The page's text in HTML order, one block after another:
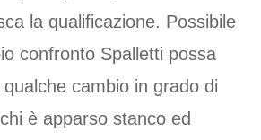
la qualificazione. Possibile
confronto Spalletti possa
cambio in grado di
è apparso stanco ed